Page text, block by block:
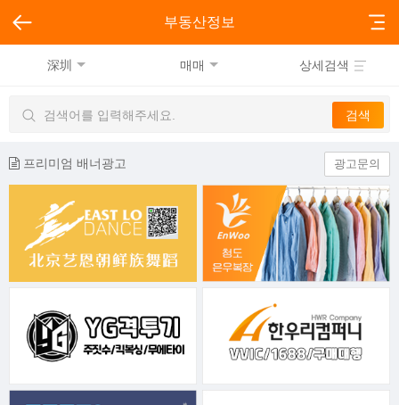
부동산정보
深圳 매매 상세검색
프리미엄 배너광고 광고문의